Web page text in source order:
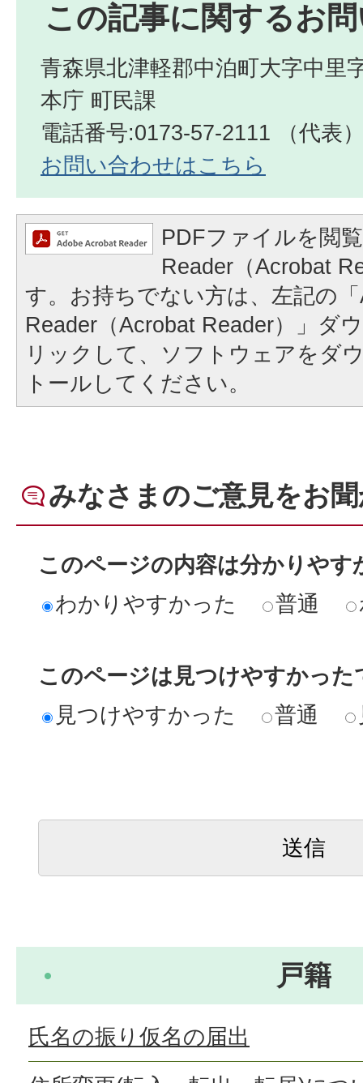
この記事に関するお
青森県北津軽郡中泊町大字中里
本庁 町民課
電話番号:0173-57-2111 （代表
お問い合わせはこちら
PDFファイルを閲
Reader（Acrobat
す。お持ちでない方は、左記の
Reader（Acrobat Reader）」ダ
リックして、ソフトウェアをダ
トールしてください。
みなさまのご意見をお
このページの内容は分かりやす
わかりやすかった
普通
このページは見つけやすかった
見つけやすかった
普通
戸籍
氏名の振り仮名の届出